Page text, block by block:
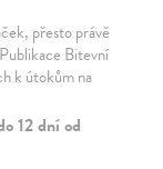
přesto právě
Bitevní
k útokům na
12 dní od